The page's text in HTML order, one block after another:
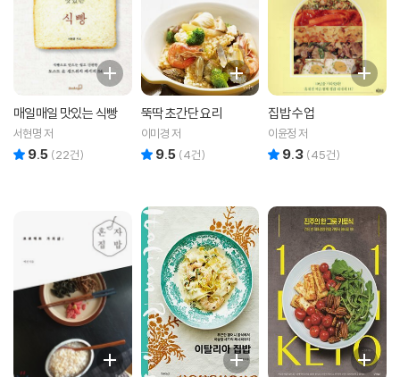
매일매일 맛있는 식빵
서현명 저
9.5 (22건)
뚝딱 초간단 요리
이미경 저
9.5 (4건)
집밥 수업
이윤정 저
9.3 (45건)